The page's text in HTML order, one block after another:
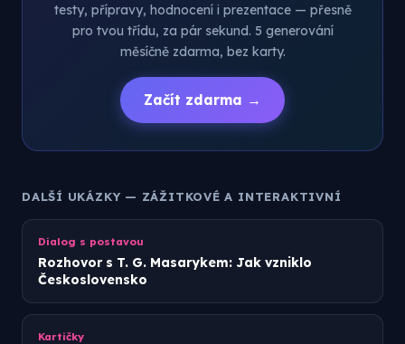
testy, přípravy, hodnocení i prezentace — přesně
pro tvou třídu, za pár sekund. 5 generování
měsíčně zdarma, bez karty.
Začít zdarma →
DALŠÍ UKÁZKY — ZÁŽITKOVÉ A INTERAKTIVNÍ
Dialog s postavou
Rozhovor s T. G. Masarykem: Jak vzniklo
Československo
Kartičky